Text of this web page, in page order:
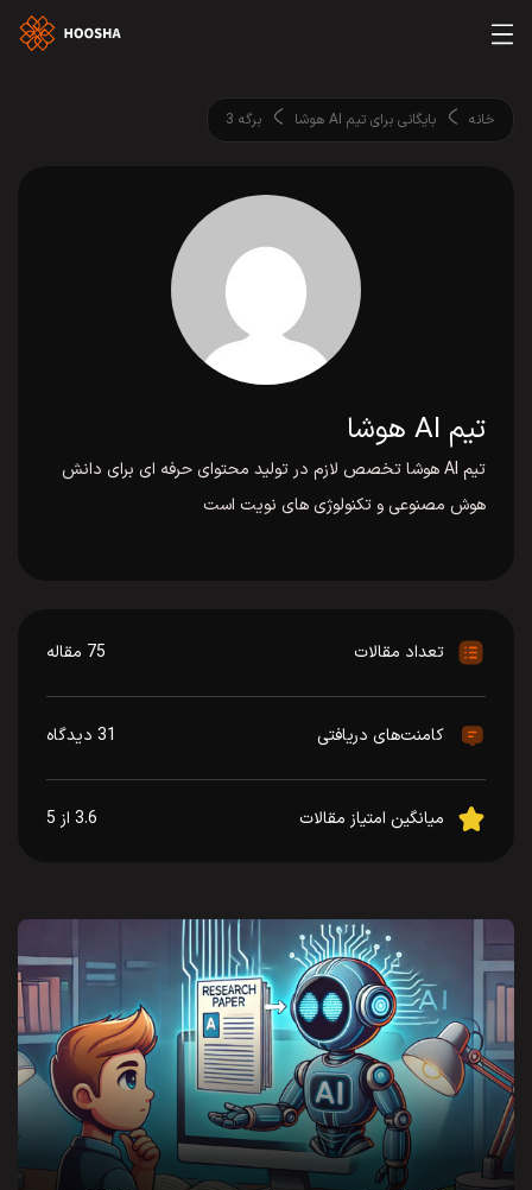
خانه بایگانی برای تیم AI هوشا برگه 3
تیم AI هوشا
تیم AI هوشا تخصص لازم در تولید محتوای حرفه ای برای دانش
هوش مصنوعی و تکنولوژی های نویت است
تعداد مقالات 75 مقاله
کامنت‌های دریافتی 31 دیدگاه
میانگین امتیاز مقالات 3.6 از 5